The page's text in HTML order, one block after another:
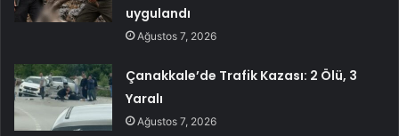
uygulandı
Ağustos 7, 2026
Çanakkale’de Trafik Kazası: 2 Ölü, 3
Yaralı
Ağustos 7, 2026